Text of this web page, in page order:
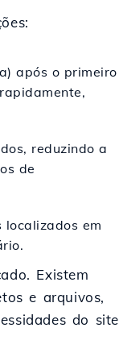
após o primeiro
reduzindo a
de
localizados em
Existem
e arquivos,
do site